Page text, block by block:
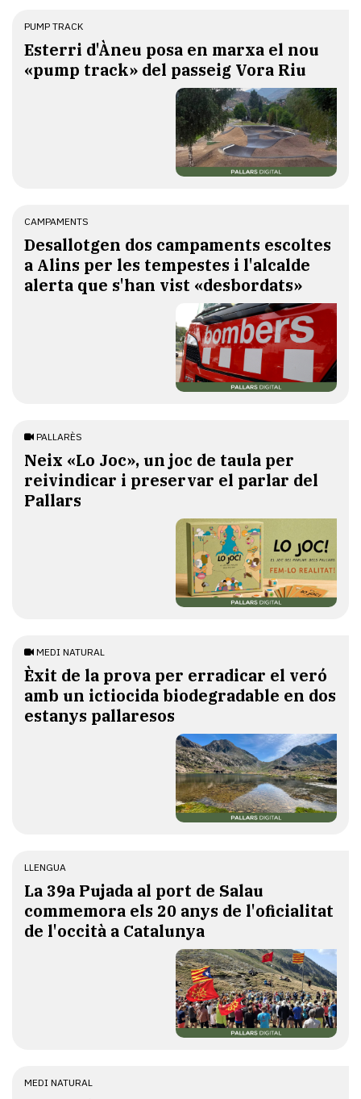
PUMP TRACK
Esterri d'Àneu posa en marxa el nou
«pump track» del passeig Vora Riu
CAMPAMENTS
​Desallotgen dos campaments escoltes
a Alins per les tempestes i l'alcalde
alerta que s'han vist «desbordats»
PALLARÈS
​Neix «Lo Joc», un joc de taula per
reivindicar i preservar el parlar del
Pallars
MEDI NATURAL
Èxit de la prova per erradicar el veró
amb un ictiocida biodegradable en dos
estanys pallaresos
LLENGUA
​La 39a Pujada al port de Salau
commemora els 20 anys de l'oficialitat
de l'occità a Catalunya
MEDI NATURAL